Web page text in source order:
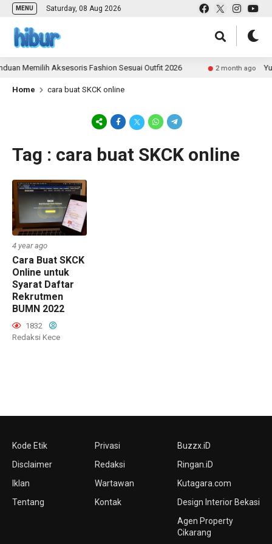
MENU Saturday, 08 Aug 2026
Memilih Aksesoris Fashion Sesuai Outfit 2026 2 month ago
Home cara buat SKCK online
Tag : cara buat SKCK online
4 year ago
Cara Buat SKCK
Online untuk
Syarat Daftar
Rekrutmen
BUMN 2022
1832
Redaksi Kece
Kode Etik
Disclaimer
Iklan
Tentang
Privasi
Redaksi
Wartawan
Kontak
Buzzx.iD
Ringan.iD
Kutagara.com
Design Interior Bekasi
Agen Property
Cikarang